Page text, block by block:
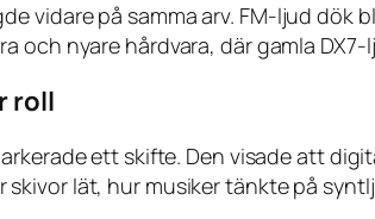
vidare på samma arv. FM-ljud
och nyare hårdvara, där gamla
roll
ett skifte. Den visade att
skivor lät, hur musiker tänkte på